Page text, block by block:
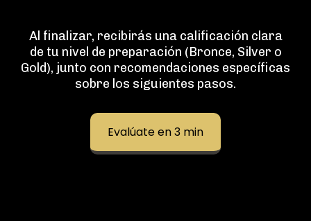
Al finalizar, recibirás una calificación clara
de tu nivel de preparación (Bronce, Silver o
Gold), junto con recomendaciones específicas
sobre los siguientes pasos.
Evalúate en 3 min